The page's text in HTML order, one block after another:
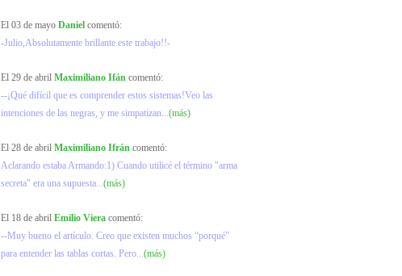
El 03 de mayo Daniel comentó:
-Julio,Absolutamente brillante este trabajo!!-
El 29 de abril Maximiliano Ifán comentó:
--¡Qué difícil que es comprender estos sistemas!Veo las
intenciones de las negras, y me simpatizan...(más)
El 28 de abril Maximiliano Ifrán comentó:
Aclarando estaba Armando:1) Cuando utilicé el término "arma
secreta" era una supuesta...(más)
El 18 de abril Emilio Viera comentó:
--Muy bueno el artículo. Creo que existen muchos “porqué”
para entender las tablas cortas. Pero...(más)